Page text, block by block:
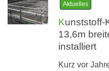
Aktuelles
Kunststoff-Ketten-Räumer KKR-L in
13,6m
installiert
Kurz vor